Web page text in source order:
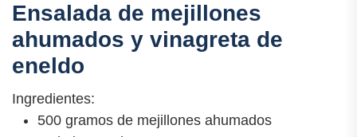
Ensalada de mejillones
ahumados y vinagreta de
eneldo
Ingredientes:
500 gramos de mejillones ahumados